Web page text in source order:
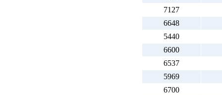
7127
6648
5440
6600
6537
5969
6700